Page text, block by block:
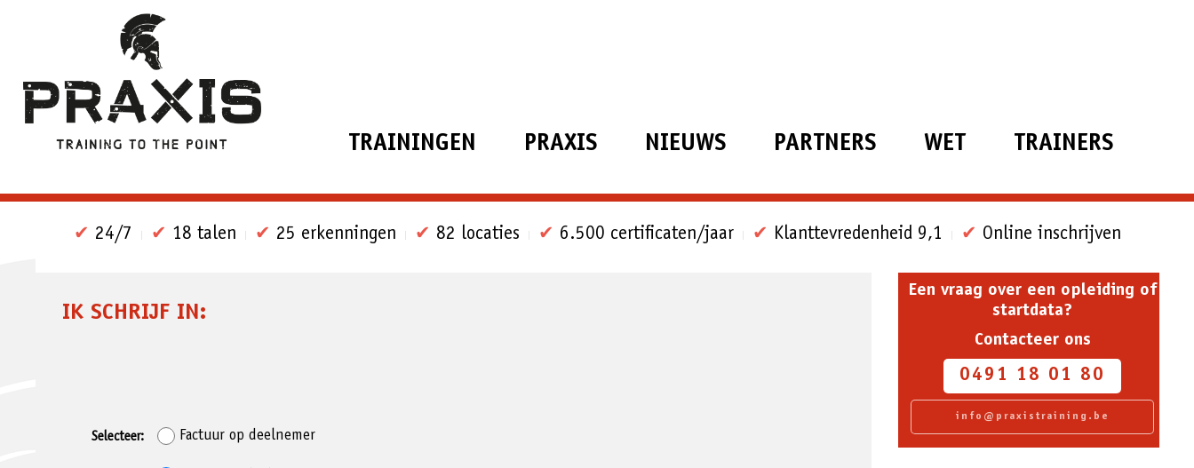
TRAININGEN PRAXIS NIEUWS PARTNERS WET TRAINERS
✔ 24/7 ✔ 18 talen ✔ 25 erkenningen ✔ 82 locaties ✔ 6.500 certificaten/jaar ✔ Klanttevredenheid 9,1 ✔ Online inschrijven
IK SCHRIJF IN:
Selecteer: Factuur op deelnemer
Een vraag over een opleiding of
startdata?
Contacteer ons
0491 18 01 80
info@praxistraining.be